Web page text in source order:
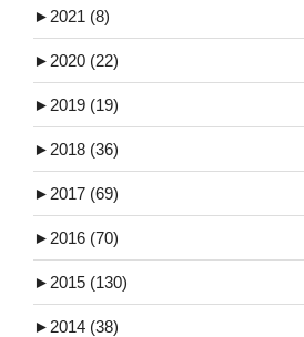
► 2021 (8)
► 2020 (22)
► 2019 (19)
► 2018 (36)
► 2017 (69)
► 2016 (70)
► 2015 (130)
► 2014 (38)